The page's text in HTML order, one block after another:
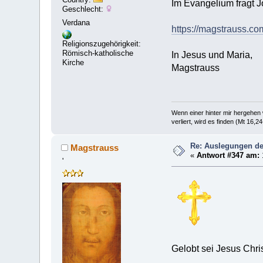
Geschlecht:
Verdana
Religionszugehörigkeit:
Römisch-katholische
Kirche
Im Evangelium fragt
https://
In Jesus und Maria,
Magstrauss
Wenn einer hinter mir
verliert, wird es finden (Mt
Magstrauss
'
Re: Auslegungen
«Antwort #347 am:
Gelobt sei Jesus